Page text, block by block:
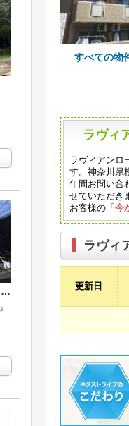
すべての物
ラヴィ
ラヴィアンロ
す。神奈川県
年間お問い合
せていただき
お客様の「今
ラヴィ
更新日
ユナイトステージKANSEIサーフサイド